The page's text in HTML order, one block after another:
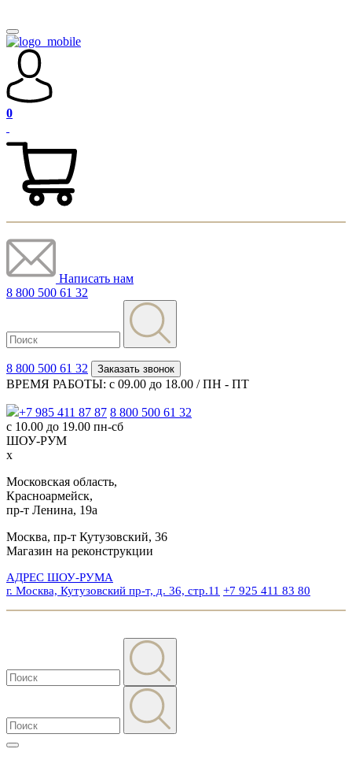
0
Написать нам
8 800 500 61 32
8 800 500 61 32 Заказать звонок
ВРЕМЯ РАБОТЫ: с 09.00 до 18.00 / ПН - ПТ
+7 985 411 87 87 8 800 500 61 32
с 10.00 до 19.00 пн-сб
ШОУ-РУМ
x
Московская область,
Красноармейск,
пр-т Ленина, 19а
Москва, пр-т Кутузовский, 36
Магазин на реконструкции
АДРЕС ШОУ-РУМА
г. Москва, Кутузовский пр-т, д. 36, стр.11 +7 925 411 83 80